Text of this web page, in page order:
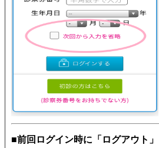
■前回ログイン時に「ログアウト